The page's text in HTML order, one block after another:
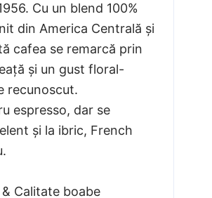
Cu un blend 100%
din America Centrală și
cafea se remarcă prin
și un gust floral-
recunoscut.
espresso, dar se
și la ibric, French
Calitate boabe